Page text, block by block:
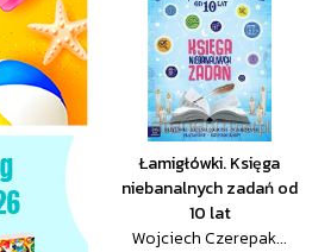
Łamigłówki. Księga
niebanalnych zadań od
10 lat
Wojciech Czerepak...